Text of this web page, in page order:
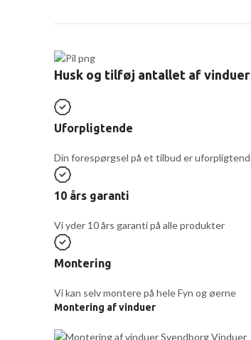
Husk og tilføj antallet af
Uforpligtende
Din forespørgsel på et tilbud er
10 års garanti
Vi yder 10 års garanti på alle produkter
Montering
Vi kan selv montere på hele Fyn og øerne
Montering af vinduer